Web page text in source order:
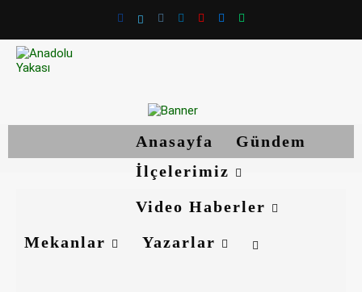
Anasayfa
Gündem
İlçelerimiz
Video Haberler
Mekanlar
Yazarlar